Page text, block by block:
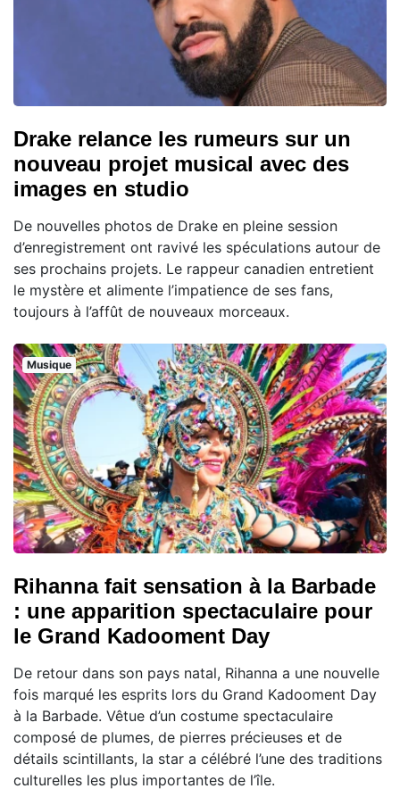
Drake relance les rumeurs sur un
nouveau projet musical avec des
images en studio
De nouvelles photos de Drake en pleine session
d’enregistrement ont ravivé les spéculations autour de
ses prochains projets. Le rappeur canadien entretient
le mystère et alimente l’impatience de ses fans,
toujours à l’affût de nouveaux morceaux.
Musique
Rihanna fait sensation à la Barbade
: une apparition spectaculaire pour
le Grand Kadooment Day
De retour dans son pays natal, Rihanna a une nouvelle
fois marqué les esprits lors du Grand Kadooment Day
à la Barbade. Vêtue d’un costume spectaculaire
composé de plumes, de pierres précieuses et de
détails scintillants, la star a célébré l’une des traditions
culturelles les plus importantes de l’île.